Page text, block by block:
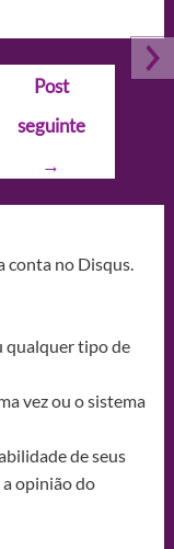
Post
seguinte
→
conta no Disqus.
qualquer tipo de
vez ou o sistema
de seus
opinião do